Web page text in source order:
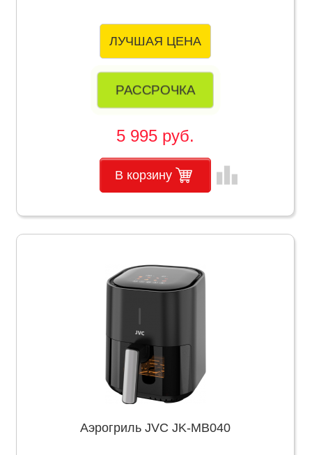
ЛУЧШАЯ ЦЕНА
РАССРОЧКА
5 995 руб.
В корзину leaderboard
Аэрогриль JVC JK-MB040